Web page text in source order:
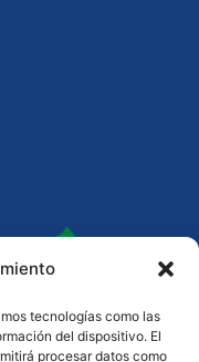
tecnologías como las
del dispositivo. El
procesar datos como